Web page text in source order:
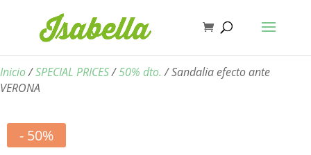
Inicio/SPECIAL PRICES/50% dto./ Sandalia efecto ante
VERONA
- 50%